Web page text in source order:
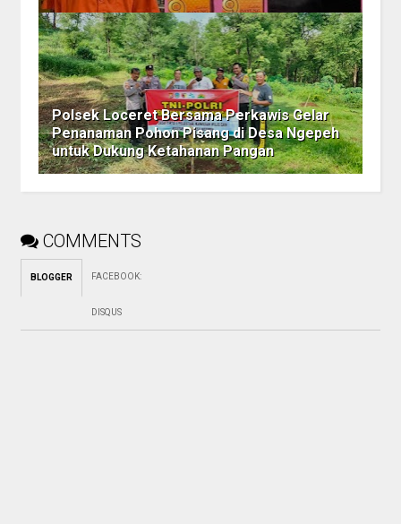
Polsek Loceret Bersama Perkawis Gelar
Penanaman Pohon Pisang di Desa Ngepeh
untuk Dukung Ketahanan Pangan
COMMENTS
BLOGGER FACEBOOK:
DISQUS